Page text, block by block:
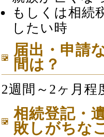
もしくは相続
したい時
届出・申請
間は？
2週間～2ヶ月程
相続登記・
敗しがちな